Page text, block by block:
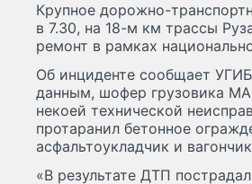
Крупное дорожно-
в 7.30, на 18-м км трассы
ремонт в рамках
Об инциденте сообщает
данным, шофер грузовика
некоей технической
протаранил бетонное
асфальтоукладчик и
«В результате ДТП